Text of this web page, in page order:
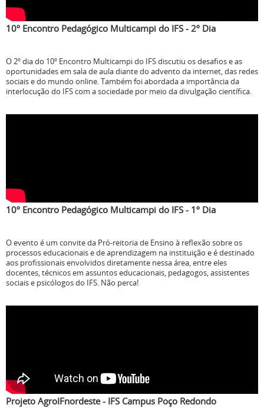
10º Encontro Pedagógico Multicampi do IFS - 2º Dia
O 2º dia do 10º Encontro Multicampi do IFS discutiu os desafios e as
oportunidades em sala de aula diante do advento da internet, das redes
sociais e do mundo online. Também foi abordada a importância da
interlocução do IFS com a sociedade por meio da divulgação científica.
10º Encontro Pedagógico Multicampi do IFS - 1º Dia
O evento é um convite da Pró-reitoria de Ensino à reflexão sobre os
processos educacionais e de aprendizagem na instituição e é destinado
aos profissionais envolvidos diretamente nessa área, entre eles
docentes, técnicos em assuntos educacionais, pedagogos, assistentes
sociais e psicólogos do IFS. Não perca!
Projeto AgroIFnordeste - IFS Campus Poço Redondo